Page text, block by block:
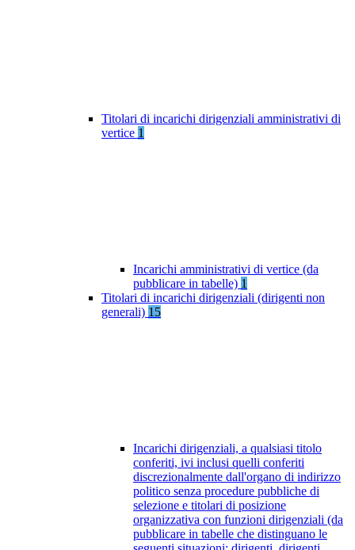
Titolari di incarichi dirigenziali amministrativi di
vertice 1
Incarichi amministrativi di vertice (da
pubblicare in tabelle) 1
Titolari di incarichi dirigenziali (dirigenti non
generali) 15
Incarichi dirigenziali, a qualsiasi titolo
conferiti, ivi inclusi quelli conferiti
discrezionalmente dall'organo di indirizzo
politico senza procedure pubbliche di
selezione e titolari di posizione
organizzativa con funzioni dirigenziali (da
pubblicare in tabelle che distinguano le